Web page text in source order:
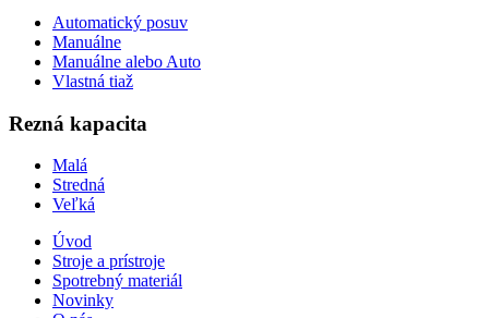
Automatický posuv
Manuálne
Manuálne alebo Auto
Vlastná tiaž
Rezná kapacita
Malá
Stredná
Veľká
Úvod
Stroje a prístroje
Spotrebný materiál
Novinky